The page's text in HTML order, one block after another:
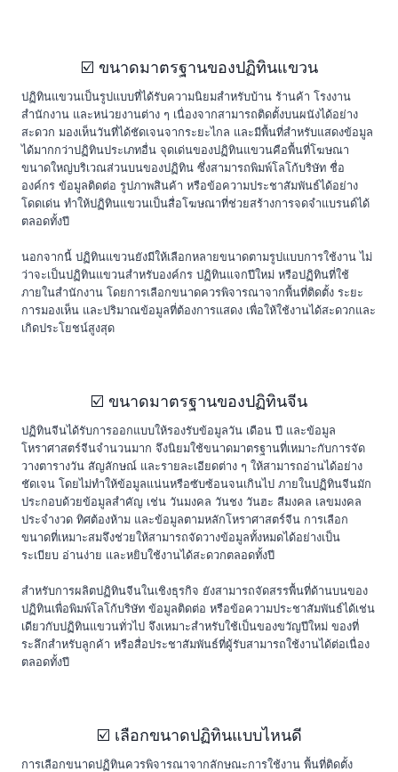
☑️ ขนาดมาตรฐานของปฏิทินแขวน
ปฏิทินแขวนเป็นรูปแบบที่ได้รับความนิยมสำหรับบ้าน ร้านค้า โรงงาน
สำนักงาน และหน่วยงานต่าง ๆ เนื่องจากสามารถติดตั้งบนผนังได้อย่าง
สะดวก มองเห็นวันที่ได้ชัดเจนจากระยะไกล และมีพื้นที่สำหรับแสดงข้อมูล
ได้มากกว่าปฏิทินประเภทอื่น จุดเด่นของปฏิทินแขวนคือพื้นที่โฆษณา
ขนาดใหญ่บริเวณส่วนบนของปฏิทิน ซึ่งสามารถพิมพ์โลโก้บริษัท ชื่อ
องค์กร ข้อมูลติดต่อ รูปภาพสินค้า หรือข้อความประชาสัมพันธ์ได้อย่าง
โดดเด่น ทำให้ปฏิทินแขวนเป็นสื่อโฆษณาที่ช่วยสร้างการจดจำแบรนด์ได้
ตลอดทั้งปี
นอกจากนี้ ปฏิทินแขวนยังมีให้เลือกหลายขนาดตามรูปแบบการใช้งาน ไม่
ว่าจะเป็นปฏิทินแขวนสำหรับองค์กร ปฏิทินแจกปีใหม่ หรือปฏิทินที่ใช้
ภายในสำนักงาน โดยการเลือกขนาดควรพิจารณาจากพื้นที่ติดตั้ง ระยะ
การมองเห็น และปริมาณข้อมูลที่ต้องการแสดง เพื่อให้ใช้งานได้สะดวกและ
เกิดประโยชน์สูงสุด
☑️ ขนาดมาตรฐานของปฏิทินจีน
ปฏิทินจีนได้รับการออกแบบให้รองรับข้อมูลวัน เดือน ปี และข้อมูล
โหราศาสตร์จีนจำนวนมาก จึงนิยมใช้ขนาดมาตรฐานที่เหมาะกับการจัด
วางตารางวัน สัญลักษณ์ และรายละเอียดต่าง ๆ ให้สามารถอ่านได้อย่าง
ชัดเจน โดยไม่ทำให้ข้อมูลแน่นหรือซับซ้อนจนเกินไป ภายในปฏิทินจีนมัก
ประกอบด้วยข้อมูลสำคัญ เช่น วันมงคล วันชง วันฮะ สีมงคล เลขมงคล
ประจำงวด ทิศต้องห้าม และข้อมูลตามหลักโหราศาสตร์จีน การเลือก
ขนาดที่เหมาะสมจึงช่วยให้สามารถจัดวางข้อมูลทั้งหมดได้อย่างเป็น
ระเบียบ อ่านง่าย และหยิบใช้งานได้สะดวกตลอดทั้งปี
สำหรับการผลิตปฏิทินจีนในเชิงธุรกิจ ยังสามารถจัดสรรพื้นที่ด้านบนของ
ปฏิทินเพื่อพิมพ์โลโก้บริษัท ข้อมูลติดต่อ หรือข้อความประชาสัมพันธ์ได้เช่น
เดียวกับปฏิทินแขวนทั่วไป จึงเหมาะสำหรับใช้เป็นของขวัญปีใหม่ ของที่
ระลึกสำหรับลูกค้า หรือสื่อประชาสัมพันธ์ที่ผู้รับสามารถใช้งานได้ต่อเนื่อง
ตลอดทั้งปี
☑️ เลือกขนาดปฏิทินแบบไหนดี
การเลือกขนาดปฏิทินควรพิจารณาจากลักษณะการใช้งาน พื้นที่ติดตั้ง